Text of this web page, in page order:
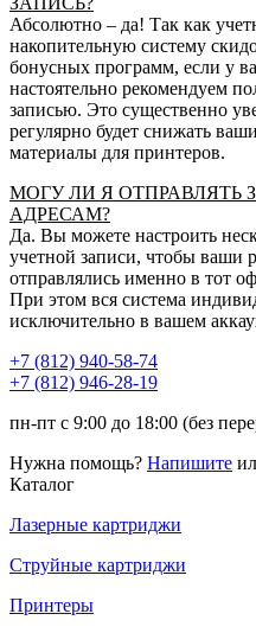
Абсолютно – да! Так как
накопительную систему
бонусных программ, если у
настоятельно рекомендуем
записью. Это существенно
регулярно будет снижать
материалы для принтеров.
МОГУ ЛИ Я ОТПРАВЛЯТЬ
АДРЕСАМ?
Да. Вы можете настроить
учетной записи, чтобы ваши
отправлялись именно в тот
При этом вся система
исключительно в вашем
+7 (812) 940-58-74
+7 (812) 946-28-19
пн-пт с 9:00 до 18:00 (без
Нужна помощь? Напишите
Каталог
Лазерные картриджи
Струйные картриджи
Принтеры